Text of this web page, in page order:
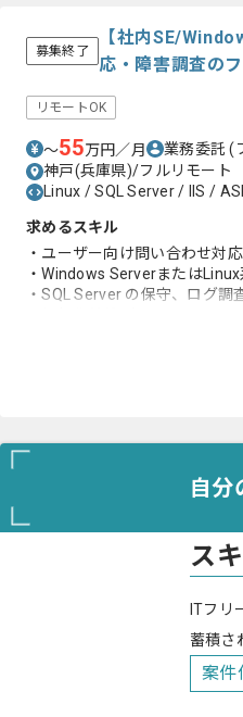
募集終了
【社内SE/
応・障害調査の
リモートOK
〜55万円／月 業務委託(
神戸(兵庫県)/フルリモート
Linux / SQL Server / IIS /
求めるスキル
・ユーザー向け問い合わせ対
・Windows Serverまたは
・SQL Server の保守、ログ調
自分
ス
ITフリ
蓄積さ
案件